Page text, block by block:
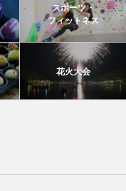
スポーツ・
フィットネス
花火大会